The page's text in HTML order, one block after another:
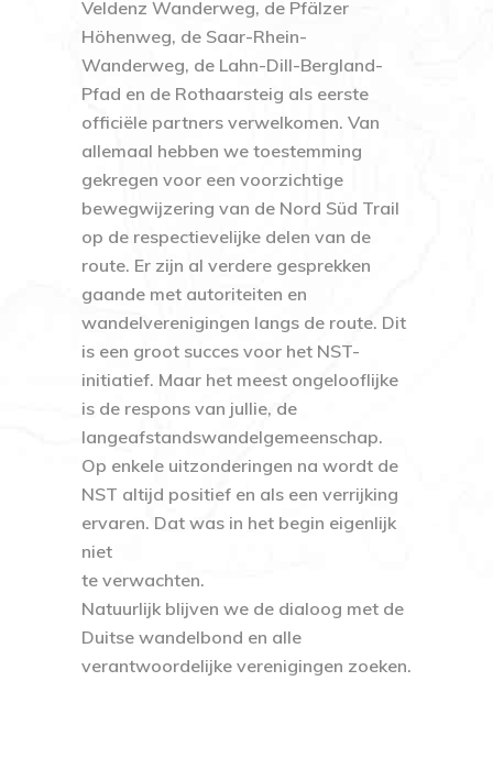
Veldenz Wanderweg, de Pfälzer
Höhenweg, de Saar-Rhein-
Wanderweg, de Lahn-Dill-Bergland-
Pfad en de Rothaarsteig als eerste
officiële partners verwelkomen. Van
allemaal hebben we toestemming
gekregen voor een voorzichtige
bewegwijzering van de Nord Süd Trail
op de respectievelijke delen van de
route. Er zijn al verdere gesprekken
gaande met autoriteiten en
wandelverenigingen langs de route. Dit
is een groot succes voor het NST-
initiatief. Maar het meest ongelooflijke
is de respons van jullie, de
langeafstandswandelgemeenschap.
Op enkele uitzonderingen na wordt de
NST altijd positief en als een verrijking
ervaren. Dat was in het begin eigenlijk
niet
te verwachten.
Natuurlijk blijven we de dialoog met de
Duitse wandelbond en alle
verantwoordelijke verenigingen zoeken.